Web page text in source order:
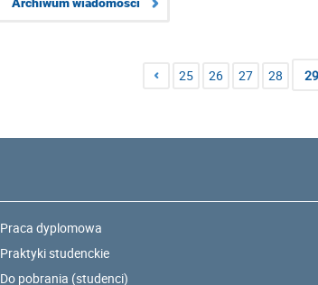
25 26 27 28 29
Praca dyplomowa
Praktyki studenckie
Do pobrania (studenci)